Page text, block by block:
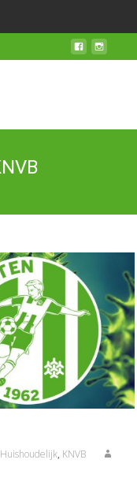
Huishoudelijk, KNVB